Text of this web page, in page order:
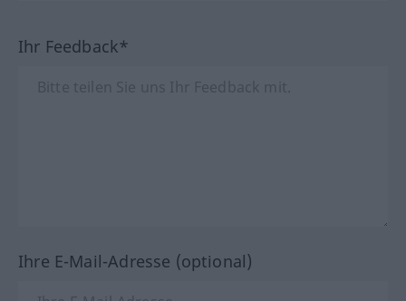
Ihr Feedback*
Ihre E-Mail-Adresse (optional)